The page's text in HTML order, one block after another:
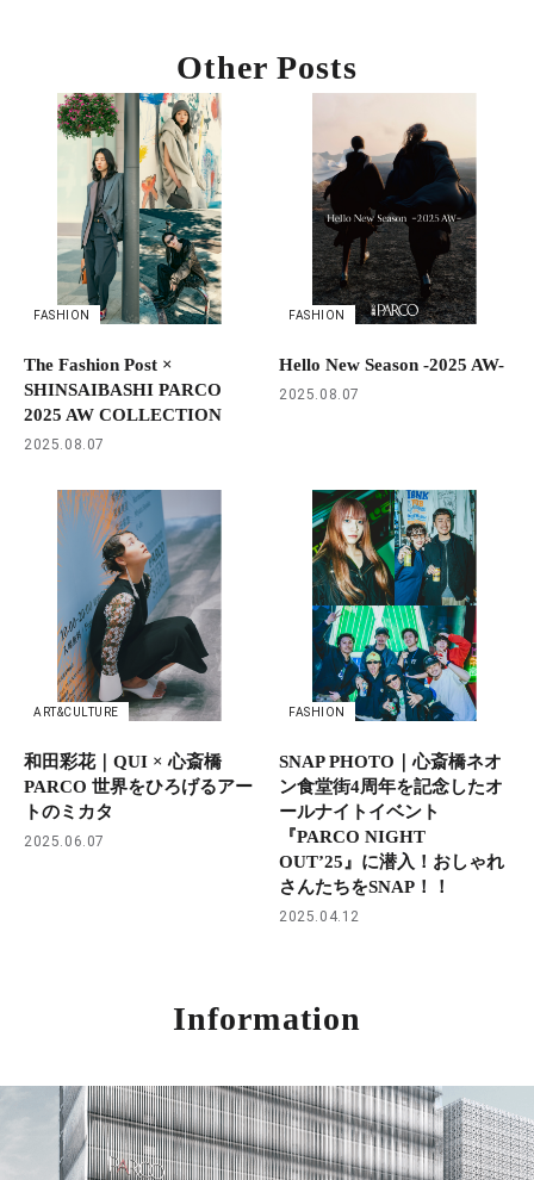
Other Posts
FASHION
The Fashion Post ×
SHINSAIBASHI PARCO
2025 AW COLLECTION
2025.08.07
FASHION
Hello New Season -2025 AW-
2025.08.07
ART&CULTURE
和田彩花｜QUI × 心斎橋
PARCO 世界をひろげるアー
トのミカタ
2025.06.07
FASHION
SNAP PHOTO｜心斎橋ネオ
ン食堂街4周年を記念したオ
ールナイトイベント
『PARCO NIGHT
OUT’25』に潜入！おしゃれ
さんたちをSNAP！！
2025.04.12
Information